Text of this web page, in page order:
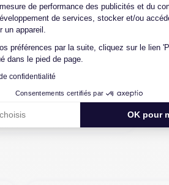
de performance des publicités et du
de services, stocker et/ou
appareil.
préférences par la suite, cliquez sur le lien
dans le pied de page.
confidentialité
Consentements certifiés par
OK pour
par nos soins et
: vérification, test et
sur le produit, que
C’est l’assurance pour
en France, accompagné
continu avec nos experts